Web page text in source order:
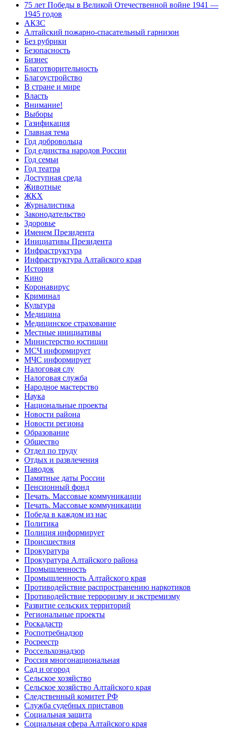
75 лет Победы в Великой Отечественной войне 1941 —
1945 годов
АКЗС
Алтайский пожарно-спасательный гарнизон
Без рубрики
Безопасность
Бизнес
Благотворительность
Благоустройство
В стране и мире
Власть
Внимание!
Выборы
Газификация
Главная тема
Год добровольца
Год единства народов России
Год семьи
Год театра
Доступная среда
Животные
ЖКХ
Журналистика
Законодательство
Здоровье
Именем Президента
Инициативы Президента
Инфраструктура
Инфраструктура Алтайского края
История
Кино
Коронавирус
Криминал
Культура
Медицина
Медицинское страхование
Местные инициативы
Министерство юстиции
МСЧ информирует
МЧС информирует
Налоговая слу
Налоговая служба
Народное мастерство
Наука
Национальные проекты
Новости района
Новости региона
Образование
Общество
Отдел по труду
Отдых и развлечения
Паводок
Памятные даты России
Пенсионный фонд
Печать. Массовые коммуникации
Печать. Массовые коммуникации
Победа в каждом из нас
Политика
Полиция информирует
Происшествия
Прокуратура
Прокуратура Алтайского района
Промышленность
Промышленность Алтайского края
Противодействие распространению наркотиков
Противодействие терроризму и экстремизму
Развитие сельских территорий
Региональные проекты
Роскадастр
Роспотребнадзор
Росреестр
Россельхознадзор
Россия многонациональная
Сад и огород
Сельское хозяйство
Сельское хозяйство Алтайского края
Следственный комитет РФ
Служба судебных приставов
Социальная защита
Социальная сфера Алтайского края